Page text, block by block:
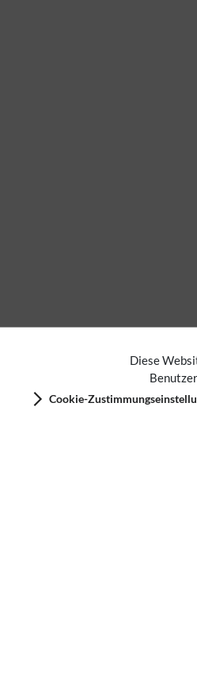
Diese
Cookie-
Keine Kategorien vergeben